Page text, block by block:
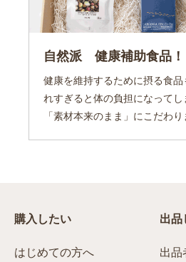
自然派 健康補助食品！
健康を維持するために摂る食
れすぎると体の負担になってし
「素材本来のまま」にこだわり
購入したい
はじめての方へ
出品
出品